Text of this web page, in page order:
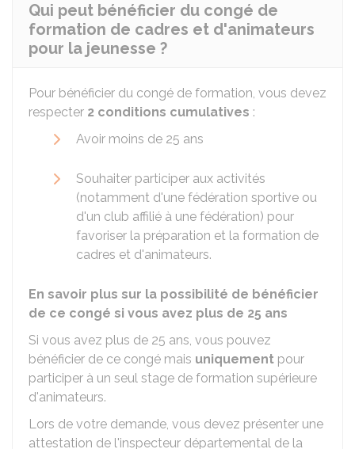
Qui peut bénéficier du congé de
formation de cadres et d'animateurs
pour la jeunesse ?
Pour bénéficier du congé de formation, vous devez
respecter 2 conditions cumulatives :
Avoir moins de 25 ans
Souhaiter participer aux activités
(notamment d'une fédération sportive ou
d'un club affilié à une fédération) pour
favoriser la préparation et la formation de
cadres et d'animateurs.
En savoir plus sur la possibilité de bénéficier
de ce congé si vous avez plus de 25 ans
Si vous avez plus de 25 ans, vous pouvez
bénéficier de ce congé mais uniquement pour
participer à un seul stage de formation supérieure
d'animateurs.
Lors de votre demande, vous devez présenter une
attestation de l'inspecteur départemental de la